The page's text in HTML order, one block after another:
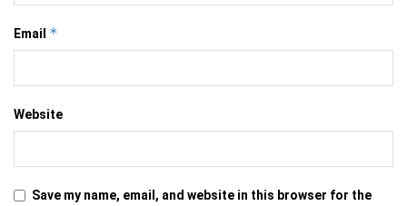
Email *
Website
Save my name, email, and website in this browser for the